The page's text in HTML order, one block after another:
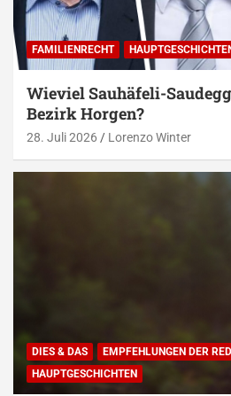
FAMILIENRECHT
Wieviel Sauhäfeli-
Bezirk Horgen?
28. Juli 2026 Lorenzo Winter
DIES & DAS
EMPFEHLUNGEN DER
HAUPTGESCHICHTEN